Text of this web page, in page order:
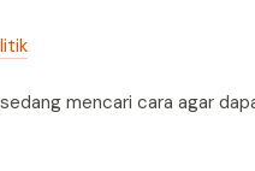
mencari cara agar